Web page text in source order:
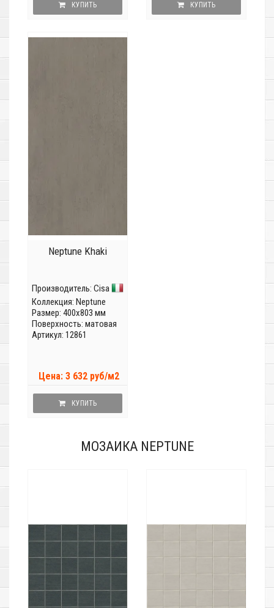
КУПИТЬ КУПИТЬ
Neptune Khaki
Производитель: Cisa
Коллекция: Neptune
Размер: 400x803 мм
Поверхность: матовая
Артикул: 12861
Цена: 3 632 руб/м2
КУПИТЬ
МОЗАИКА NEPTUNE